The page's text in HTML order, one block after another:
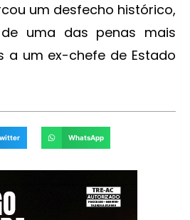
um desfecho histórico,
uma das penas mais
a um ex-chefe de Estado
WhatsApp